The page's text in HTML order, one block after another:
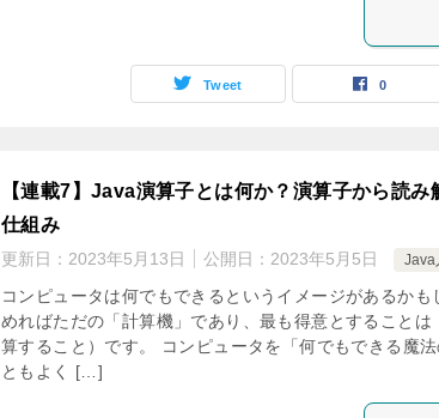
Tweet 0
【連載7】Java演算子とは何か？演算子から読
仕組み
更新日： 2023年5月13日 公開日： 2023年5月5日 Java
コンピュータは何でもできるというイメージがあるか
めればただの「計算機」であり、最も得意とすることは
算すること）です。 コンピュータを「何でもできる魔
ともよく […]